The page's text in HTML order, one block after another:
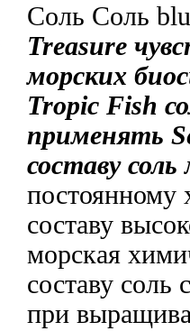
Соль Соль
Treasure
морских
Tropic Fish
применять
составу
постоянному
составу
морская
составу соль
при